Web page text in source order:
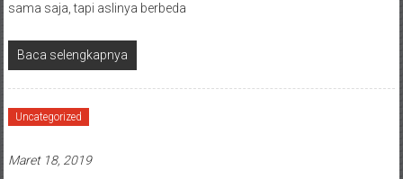
sama saja, tapi aslinya berbeda
Baca selengkapnya
Uncategorized
Maret 18, 2019